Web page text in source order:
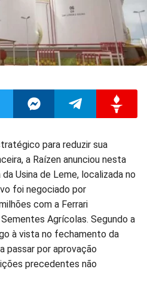
Compartilhar
no
Messenger
Compartilhar
no
Telegram
no
para reduzir sua
a Raízen anunciou nesta
Usina de Leme, localizada no
foi negociado por
com a Ferrari
Agrícolas. Segundo a
à vista no fechamento da
passar por aprovação
precedentes não